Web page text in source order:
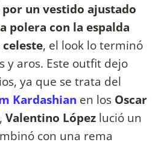
un vestido ajustado
polera con la espalda
, el look lo terminó
y aros. Este outfit dejo
ya que se trata del
Kardashian en los Oscar
Valentino López lució un
con una rema